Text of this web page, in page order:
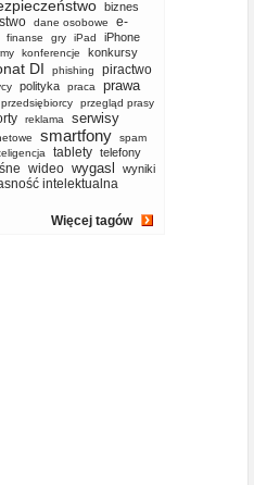
biznes
dane osobowe
e-
finanse gry iPad iPhone
konferencje konkursy
DI phishing piractwo
polityka praca
prawa
przedsiębiorcy
przegląd prasy
reklama
serwisy
smartfony
spam
tablety telefony
wideo wygasl
wyniki
intelektualna
Więcej tagów